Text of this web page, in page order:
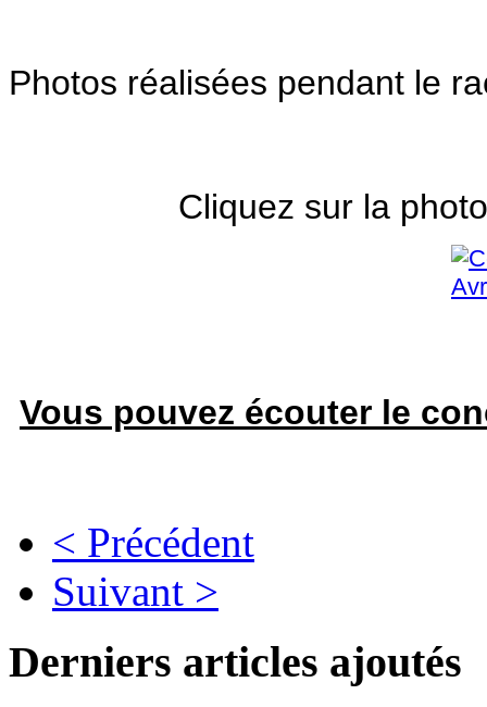
Photos réalisées pendant le
Cliquez sur la
Vous pouvez écouter le
< Précédent
Suivant >
Derniers articles ajoutés